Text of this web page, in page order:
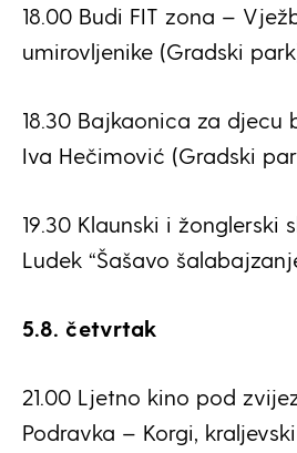
18.00 Budi FIT zona –
umirovljenike (Gradski
18.30 Bajkaonica za djecu
Iva Hečimović (Gradski
19.30 Klaunski i žonglerski
Ludek “Šašavo
5.8. četvrtak
21.00 Ljetno kino pod
Podravka – Korgi,